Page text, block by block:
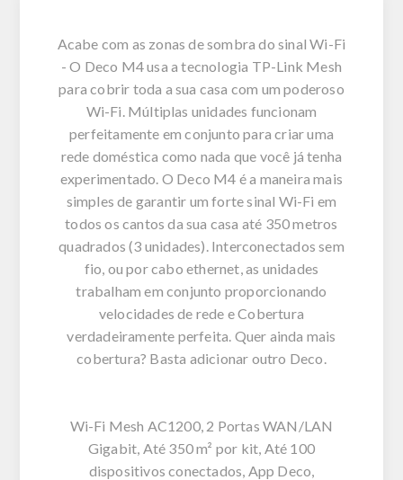
Acabe com as zonas de sombra do sinal Wi-Fi
- O Deco M4 usa a tecnologia TP-Link Mesh
para cobrir toda a sua casa com um poderoso
Wi-Fi. Múltiplas unidades funcionam
perfeitamente em conjunto para criar uma
rede doméstica como nada que você já tenha
experimentado. O Deco M4 é a maneira mais
simples de garantir um forte sinal Wi-Fi em
todos os cantos da sua casa até 350 metros
quadrados (3 unidades). Interconectados sem
fio, ou por cabo ethernet, as unidades
trabalham em conjunto proporcionando
velocidades de rede e Cobertura
verdadeiramente perfeita. Quer ainda mais
cobertura? Basta adicionar outro Deco.
Wi-Fi Mesh AC1200, 2 Portas WAN/LAN
Gigabit, Até 350 m² por kit, Até 100
dispositivos conectados, App Deco,